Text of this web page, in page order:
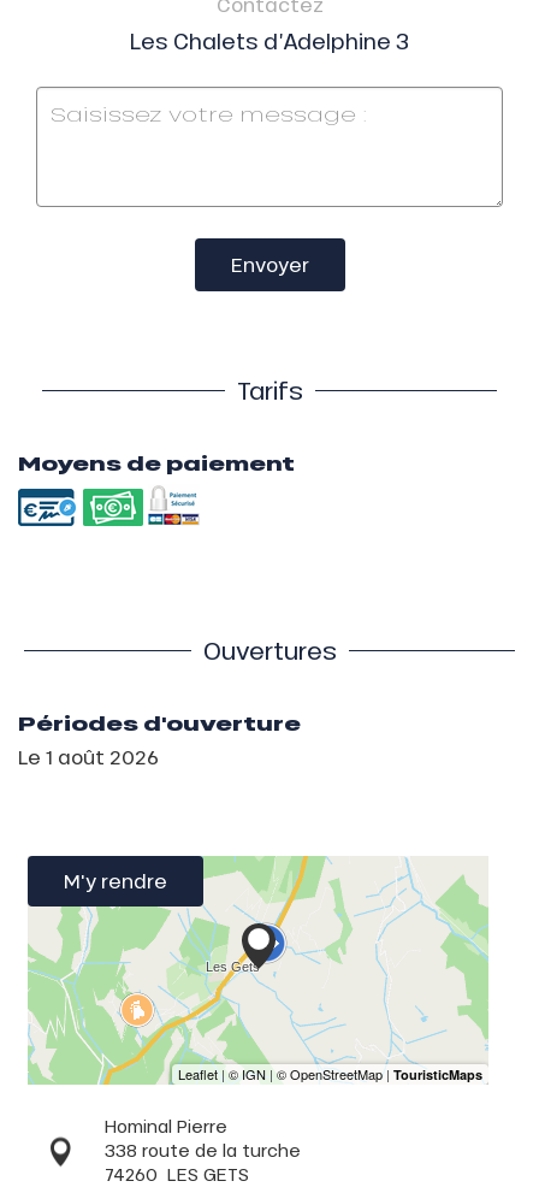
Les Chalets d’Adelphine 3
Envoyer
Tarifs
Moyens de paiement
Ouvertures
Périodes d'ouverture
Le 1 août 2026
M'y rendre
Hominal Pierre
338 route de la turche
74260 LES GETS